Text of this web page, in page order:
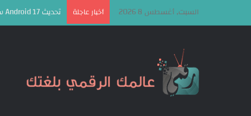
السبت, أغسطس 8 2026 أخبار عاجلة تحديث Android 17 سيكون الأخير لهذه الهواتف من سامسونج